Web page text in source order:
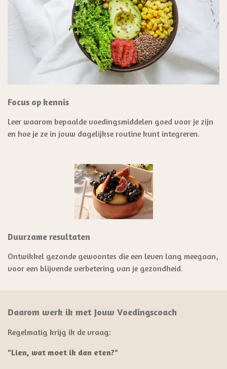
Focus op kennis
Leer waarom bepaalde voedingsmiddelen goed voor je zijn
en hoe je ze in jouw dagelijkse routine kunt integreren.
Duurzame resultaten
Ontwikkel gezonde gewoontes die een leven lang meegaan,
voor een blijvende verbetering van je gezondheid.
Daarom werk ik met Jouw Voedingscoach
Regelmatig krijg ik de vraag:
"Lien, wat moet ik dan eten?"